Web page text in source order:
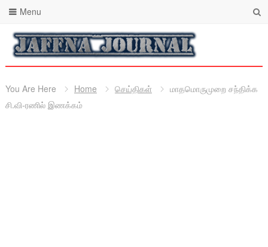
Menu
You Are Here Home செய்திகள்
மாதமொருமுறை சந்திக்க
சி.வி-ரணில் இணக்கம்